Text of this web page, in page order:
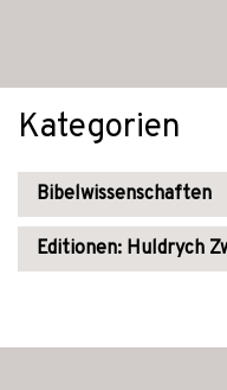
Kategorien
Bibelwissenschaften
Editionen: Huldrych